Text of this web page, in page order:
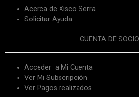
Acerca de Xisco Serra
Solicitar Ayuda
CUENTA DE SOCIO
Acceder a Mi Cuenta
Ver Mi Subscripción
Ver Pagos realizados